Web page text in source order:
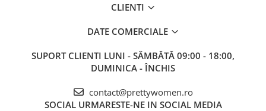
CLIENTI
DATE COMERCIALE
SUPORT CLIENTI LUNI - SÂMBĂTĂ 09:00 - 18:00,
DUMINICA - ÎNCHIS
contact@prettywomen.ro
SOCIAL URMARESTE-NE IN SOCIAL MEDIA